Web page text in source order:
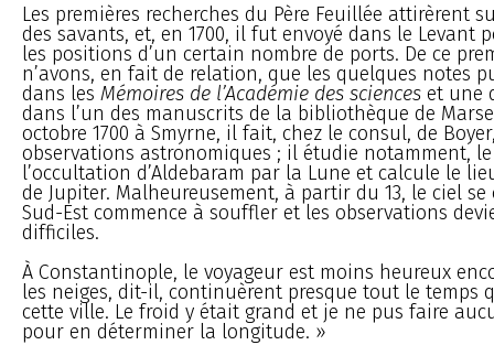
Les premières recherches du Père Feuillée attirèrent
des savants, et, en 1700, il fut envoyé dans le Levant
les positions d’un certain nombre de ports. De ce
n’avons, en fait de relation, que les quelques notes
dans les Mémoires de l’Académie des sciences et une
dans l’un des manuscrits de la bibliothèque de
octobre 1700 à Smyrne, il fait, chez le consul, de
observations astronomiques ; il étudie notamment, le
l’occultation d’Aldebaram par la Lune et calcule le
de Jupiter. Malheureusement, à partir du 13, le ciel
Sud-Est commence à souffler et les observations
difficiles.
À Constantinople, le voyageur est moins heureux
les neiges, dit-il, continuèrent presque tout le temps
cette ville. Le froid y était grand et je ne pus faire
pour en déterminer la longitude. »